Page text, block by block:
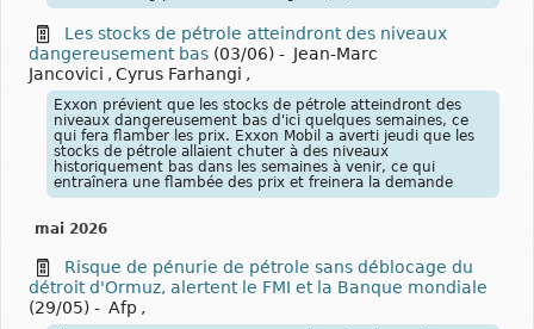
Les stocks de pétrole atteindront des niveaux
dangereusement bas (03/06) - Jean-Marc
Jancovici , Cyrus Farhangi ,
Exxon prévient que les stocks de pétrole atteindront des
niveaux dangereusement bas d'ici quelques semaines, ce
qui fera flamber les prix. Exxon Mobil a averti jeudi que les
stocks de pétrole allaient chuter à des niveaux
historiquement bas dans les semaines à venir, ce qui
entraînera une flambée des prix et freinera la demande
mai 2026
Risque de pénurie de pétrole sans déblocage du
détroit d'Ormuz, alertent le FMI et la Banque mondiale
(29/05) - Afp ,